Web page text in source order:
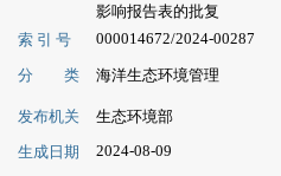
影响报告表的批复
索 引 号
000014672/2024-00287
分 类 海洋生态环境管理
发布机关
生态环境部
生成日期
2024-08-09